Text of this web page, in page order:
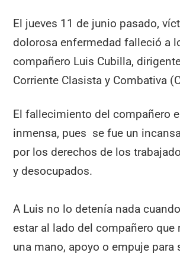
b
o
o
k
A
p
p
a
m
El jueves 11 de junio pasado,
dolorosa enfermedad falleció a
compañero Luis Cubilla,
Corriente Clasista y Combativa
El fallecimiento del compañero
inmensa, pues se fue un
por los derechos de los
y desocupados.
A Luis no lo detenía nada
estar al lado del compañero que
una mano, apoyo o empuje para